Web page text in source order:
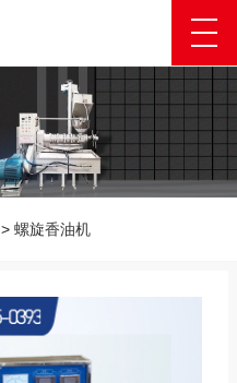
> 螺旋香油机